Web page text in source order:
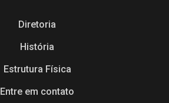
Diretoria
História
Estrutura Física
Entre em contato